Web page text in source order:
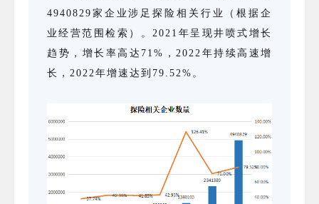
4940829家企业涉足探险相关行业（根据企
业经营范围检索）。2021年呈现井喷式增长
趋势，增长率高达71%，2022年持续高速增
长，2022年增速达到79.52%。